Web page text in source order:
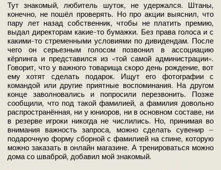
Тут знакомый, любитель шуток, не удержался. Штаны,
конечно, не пошёл проверять. Но про акции выяснил, что
пару лет назад собственник, чтобы не платить премию,
выдал директорам какие-то бумажки. Без права голоса и с
какими-то стременными условиями по дивидендам. После
чего он серьезным голосом позвонил в ассоциацию
кёрлинга и представился из «той самой администрации».
Говорит, что у важного товарища скоро день рождение, вот
ему хотят сделать подарок. Ищут его фотографии с
командой или другие приятные воспоминания. На другом
конце заволновались и попросили перезвонить. Позже
сообщили, что под такой фамилией, а фамилия довольно
распространённая, ни у юниоров, ни в основном составе, ни
в резерве игроки никогда не числились. Но, принимая во
внимания важность запроса, можно сделать сувенир –
подарочную форму сборной с фамилией на спине, которую
можно заказать в онлайн магазине. А тренироваться можно
дома со шваброй, добавил мой знакомый.